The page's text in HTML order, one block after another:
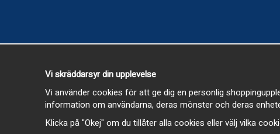
Vi skräddarsyr din upplevelse
Vi använder cookies för att ge dig en personlig
information om användarna, deras mönster och deras
Klicka på "Okej" om du tillåter alla cookies eller välj vilka